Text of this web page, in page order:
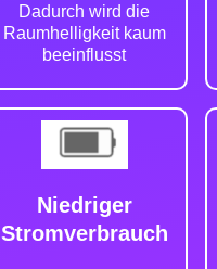
Dadurch wird die
Raumhelligkeit kaum
beeinflusst
Niedriger
Stromverbrauch